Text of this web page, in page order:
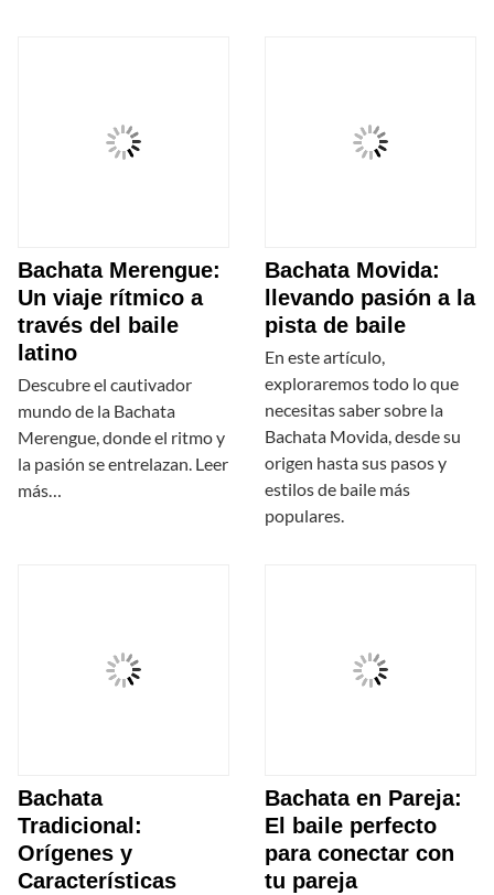
Bachata Merengue:
Un viaje rítmico a
través del baile
latino
Descubre el cautivador
mundo de la Bachata
Merengue, donde el ritmo y
la pasión se entrelazan. Leer
más…
Bachata Movida:
llevando pasión a la
pista de baile
En este artículo,
exploraremos todo lo que
necesitas saber sobre la
Bachata Movida, desde su
origen hasta sus pasos y
estilos de baile más
populares.
Bachata
Tradicional:
Orígenes y
Características
Bachata en Pareja:
El baile perfecto
para conectar con
tu pareja